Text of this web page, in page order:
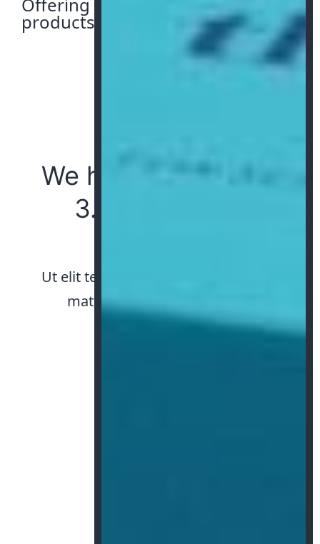
products
We have completed
3.500+ orders
Ut elit tellus, luctus nec ullamcorper
mattis, pulvinar dapibus leo.